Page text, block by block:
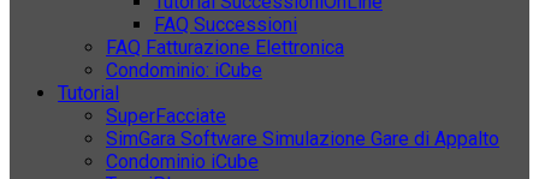
FAQ Successioni
FAQ Fatturazione Elettronica
Condominio: iCube
Tutorial
SuperFacciate
SimGara Software Simulazione Gare di Appalto
Condominio iCube